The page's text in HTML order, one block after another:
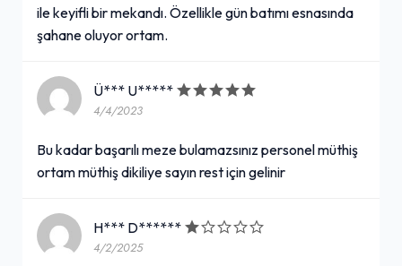
ile keyifli bir mekandı. Özellikle gün batımı esnasında
şahane oluyor ortam.
Ü*** U*****
4/4/2023
Bu kadar başarılı meze bulamazsınız personel müthiş
ortam müthiş dikiliye sayın rest için gelinir
H*** D******
4/2/2025